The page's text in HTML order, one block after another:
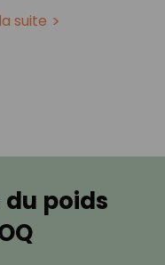
suite
du poids